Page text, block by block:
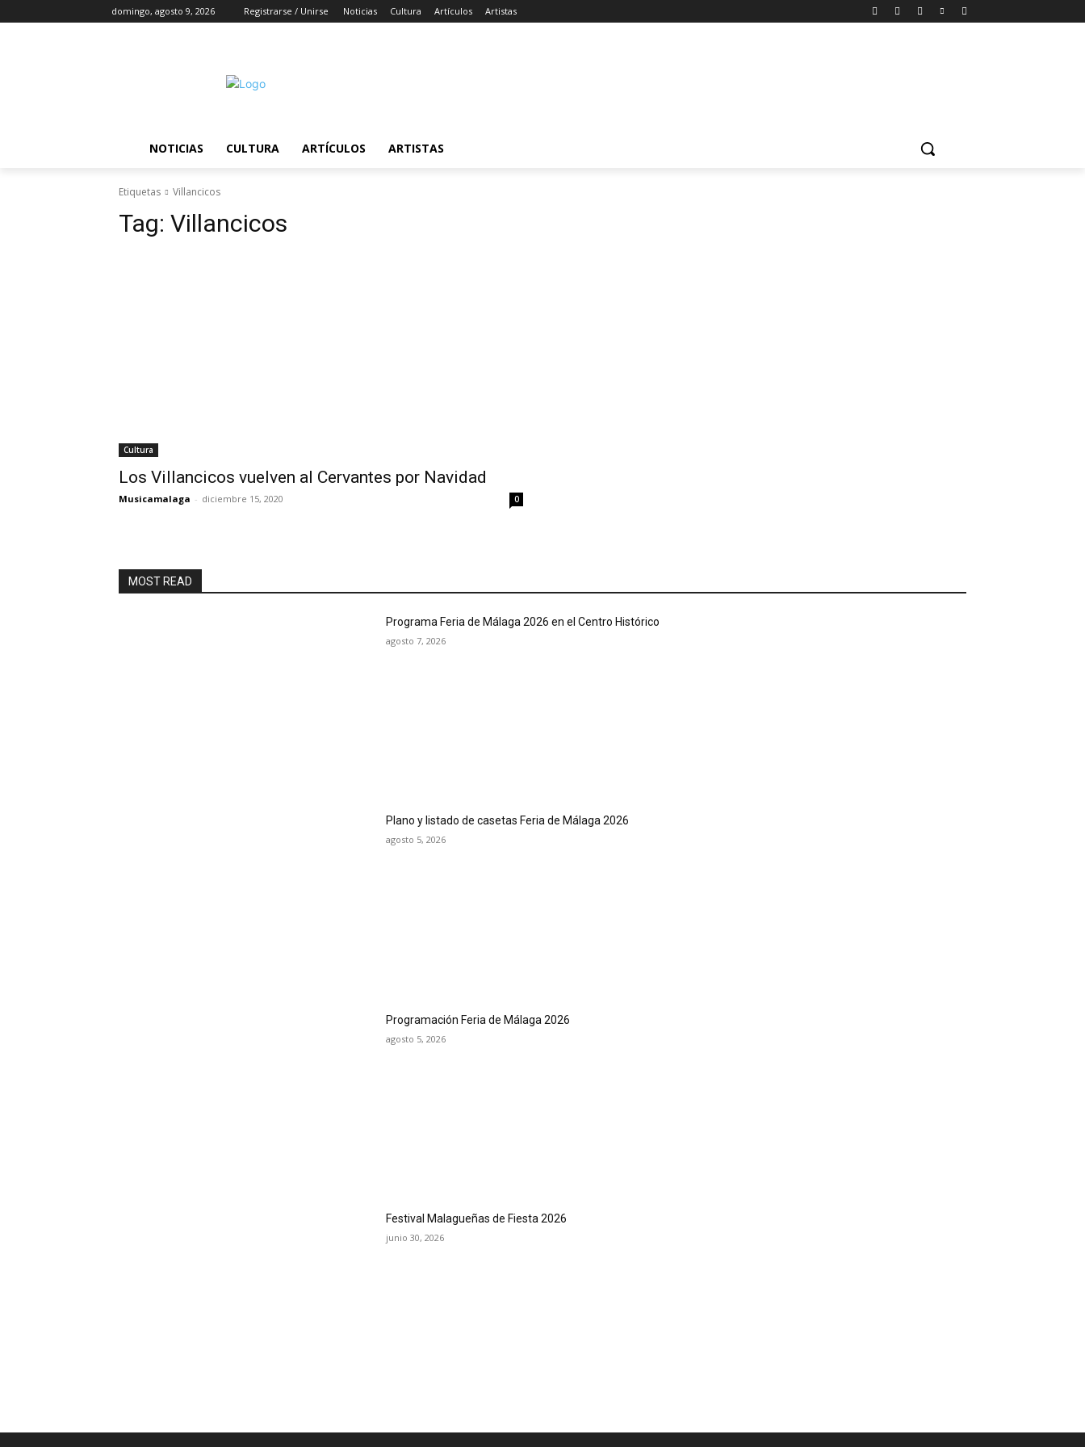
domingo, agosto 9, 2026 Registrarse / Unirse Noticias Cultura Artículos Artistas
NOTICIAS CULTURA ARTÍCULOS ARTISTAS
Etiquetas Villancicos
Tag: Villancicos
Cultura
Los Villancicos vuelven al Cervantes por Navidad
Musicamalaga - diciembre 15, 2020 0
MOST READ
Programa Feria de Málaga 2026 en el Centro Histórico
agosto 7, 2026
Plano y listado de casetas Feria de Málaga 2026
agosto 5, 2026
Programación Feria de Málaga 2026
agosto 5, 2026
Festival Malagueñas de Fiesta 2026
junio 30, 2026